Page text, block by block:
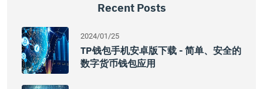
Recent Posts
2024/01/25
TP钱包手机安卓版下载 - 简单、安全的
数字货币钱包应用